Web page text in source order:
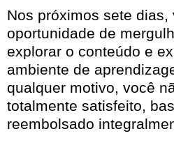
Nos próximos sete dias,
oportunidade de
explorar o conteúdo e
ambiente de
qualquer motivo, você
totalmente satisfeito,
reembolsado